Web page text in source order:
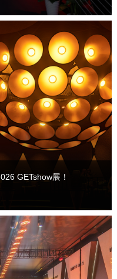
GETshow展！